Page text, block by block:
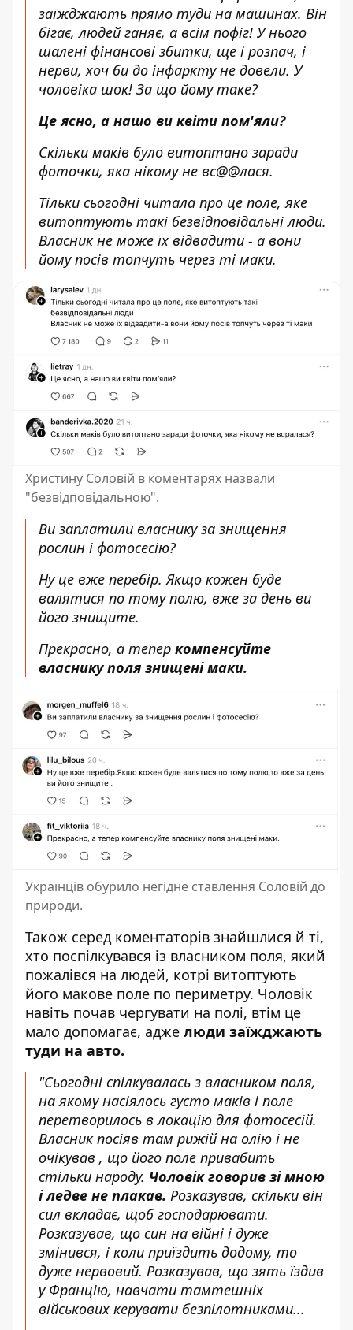
заїжджають прямо туди на машинах. Він
бігає, людей ганяє, а всім пофіг! У нього
шалені фінансові збитки, ще і розпач, і
нерви, хоч би до інфаркту не довели. У
чоловіка шок! За що йому таке?
Це ясно, а нашо ви квіти пом'яли?
Скільки маків було витоптано заради
фоточки, яка нікому не вс@@лася.
Тільки сьогодні читала про це поле, яке
витоптують такі безвідповідальні люди.
Власник не може їх відвадити - а вони
йому посів топчуть через ті маки.
Христину Соловій в коментарях назвали
"безвідповідальною".
Ви заплатили власнику за знищення
рослин і фотосесію?
Ну це вже перебір. Якщо кожен буде
валятися по тому полю, вже за день ви
його знищите.
Прекрасно, а тепер компенсуйте
власнику поля знищені маки.
Українців обурило негідне ставлення Соловій до
природи.
Також серед коментаторів знайшлися й ті,
хто поспілкувався із власником поля, який
пожалівся на людей, котрі витоптують
його макове поле по периметру. Чоловік
навіть почав чергувати на полі, втім це
мало допомагає, адже люди заїжджають
туди на авто.
"Сьогодні спілкувалась з власником поля,
на якому насіялось густо маків і поле
перетворилось в локацію для фотосесій.
Власник посіяв там рижій на олію і не
очікував , що його поле привабить
стільки народу. Чоловік говорив зі мною
і ледве не плакав. Розказував, скільки він
сил вкладає, щоб господарювати.
Розказував, що син на війні і дуже
змінився, і коли приїздить додому, то
дуже нервовий. Розказував, що зять їздив
у Францію, навчати тамтешніх
військових керувати безпілотниками...